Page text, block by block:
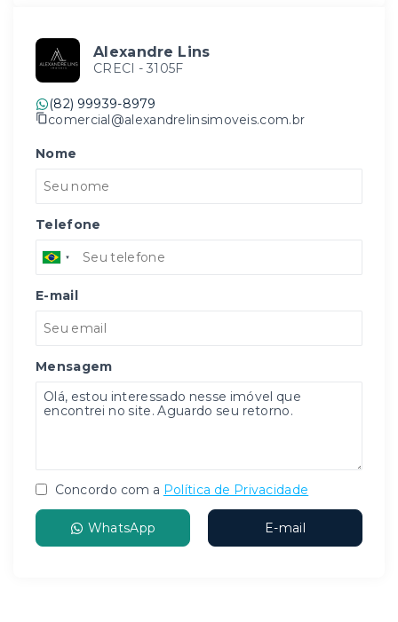
Alexandre Lins
CRECI - 3105F
(82) 99939-8979
comercial@alexandrelinsimoveis.com.br
Nome
Telefone
E-mail
Mensagem
Concordo com a Política de Privacidade
WhatsApp E-mail